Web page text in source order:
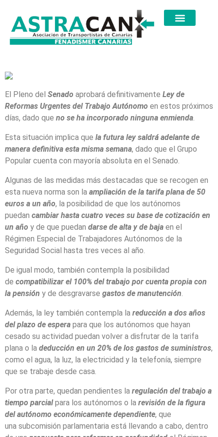
El Pleno del Senado aprobará definitivamente Ley de
Reformas Urgentes del Trabajo Autónomo en estos próximos
días, dado que no se ha incorporado ninguna enmienda.
Esta situación implica que la futura ley saldrá adelante de
manera definitiva esta misma semana, dado que el Grupo
Popular cuenta con mayoría absoluta en el Senado.
Algunas de las medidas más destacadas que se recogen en
esta nueva norma son la ampliación de la tarifa plana de 50
euros a un año, la posibilidad de que los autónomos
puedan cambiar hasta cuatro veces su base de cotización en
un año y de que puedan darse de alta y de baja en el
Régimen Especial de Trabajadores Autónomos de la
Seguridad Social hasta tres veces al año.
De igual modo, también contempla la posibilidad
de compatibilizar el 100% del trabajo por cuenta propia con
la pensión y de desgravarse gastos de manutención.
Además, la ley también contempla la reducción a dos años
del plazo de espera para que los autónomos que hayan
cesado su actividad puedan volver a disfrutar de la tarifa
plana o la deducción en un 20% de los gastos de suministros,
como el agua, la luz, la electricidad y la telefonía, siempre
que se trabaje desde casa.
Por otra parte, quedan pendientes la regulación del trabajo a
tiempo parcialpara los autónomos o la revisión de la figura
del autónomo económicamente dependiente, que
una subcomisión parlamentaria está llevando a cabo, dentro